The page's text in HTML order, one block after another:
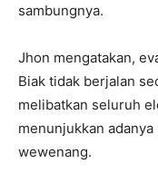
sambungnya.
Jhon mengatakan,
Biak tidak berjalan
melibatkan seluruh
menunjukkan
wewenang.